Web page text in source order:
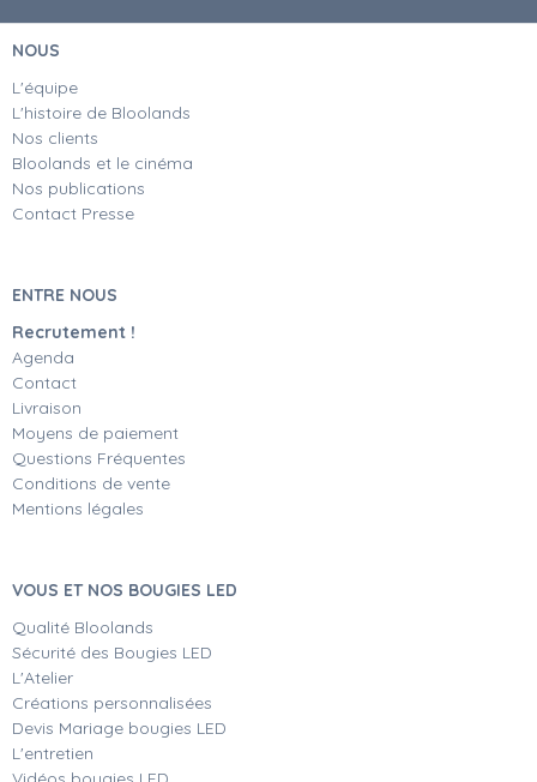
NOUS
L'équipe
L'histoire de Bloolands
Nos clients
Bloolands et le cinéma
Nos publications
Contact Presse
ENTRE NOUS
Recrutement !
Agenda
Contact
Livraison
Moyens de paiement
Questions Fréquentes
Conditions de vente
Mentions légales
VOUS ET NOS BOUGIES LED
Qualité Bloolands
Sécurité des Bougies LED
L'Atelier
Créations personnalisées
Devis Mariage bougies LED
L'entretien